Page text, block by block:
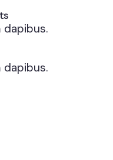
dapibus.
dapibus.